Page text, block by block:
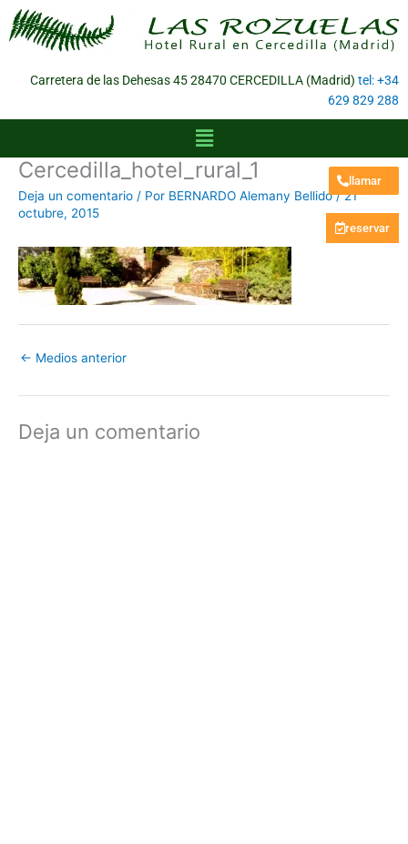
contenido
Carretera de las Dehesas 45 28470 CERCEDILLA (Madrid) tel: +34
629 829 288
Menú
llamar
reservar
Cercedilla_hotel_rural_1
Deja un comentario / Por BERNARDO Alemany Bellido/21
octubre, 2015
← Medios anterior
Deja un comentario